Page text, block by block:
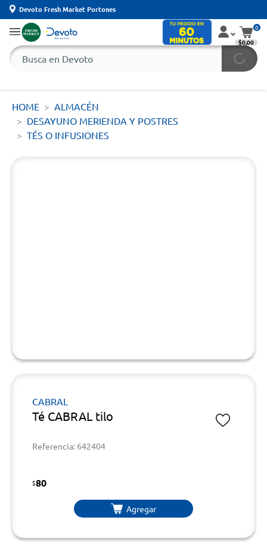
Devoto Fresh Market Portones
0
$0,00
HOME
ALMACÉN
DESAYUNO MERIENDA Y POSTRES
TÉS O INFUSIONES
CABRAL
Té CABRAL tilo
Referencia: 642404
$80
Agregar